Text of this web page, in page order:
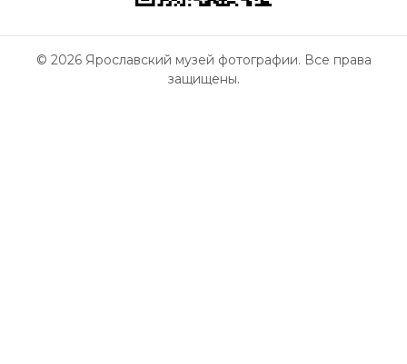
© 2026 Ярославский музей фотографии. Все права
защищены.